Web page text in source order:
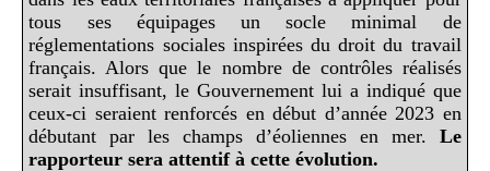
tous ses équipages un socle minimal de
réglementations sociales inspirées du droit du travail
français. Alors que le nombre de contrôles réalisés
serait insuffisant, le Gouvernement lui a indiqué que
ceux-ci seraient renforcés en début d’année 2023 en
débutant par les champs d’éoliennes en mer. Le
rapporteur sera attentif à cette évolution.